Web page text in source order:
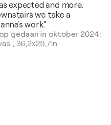
expected and more.
we take a
work."
gedaan in oktober 2024:
, 36,2x28,7in